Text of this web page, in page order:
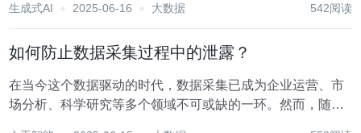
捷，但同时也对数据安全和隐私保护提出了前所未有的挑
生成式AI 2025-06-16 大数据 542阅读
如何防止数据采集过程中的泄露？
在当今这个数据驱动的时代，数据采集已成为企业运营、市
场分析、科学研究等多个领域不可或缺的一环。然而，随着